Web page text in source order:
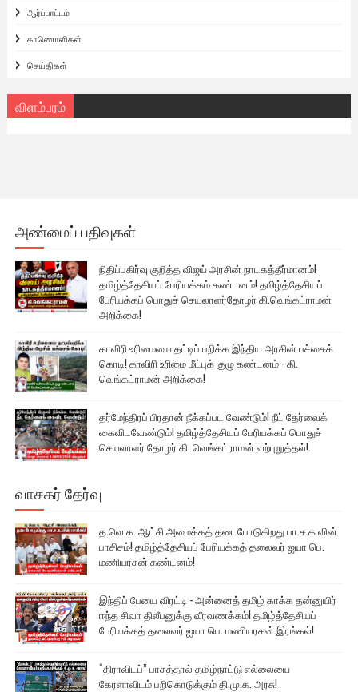
ஆர்ப்பாட்டம்
காணொளிகள்
செய்திகள்
விளம்பரம்
அண்மைப் பதிவுகள்
நிதிப்பகிர்வு குறித்த விஜய் அரசின் நாடகத்தீர்மானம்!
தமிழ்த்தேசியப் பேரியக்கம் கண்டனம்! தமிழ்த்தேசியப்
பேரியக்கப் பொதுச் செயலாளர்தோழர் கி.வெங்கட்ராமன்
அறிக்கை!
காவிரி உரிமையை தட்டிப் பறிக்க இந்திய அரசின் பச்சைக்
கொடி! காவிரி உரிமை மீட்புக் குழு கண்டனம் - கி.
வெங்கட்ராமன் அறிக்கை!
தர்மேந்திரப் பிரதான் நீக்கப்பட வேண்டும்! நீட் தேர்வைக்
கைவிடவேண்டும்! தமிழ்த்தேசியப் பேரியக்கப் பொதுச்
செயலாளர் தோழர் கி. வெங்கட்ராமன் வற்புறுத்தல்!
வாசகர் தேர்வு
த.வெ.க. ஆட்சி அமைக்கத் தடைபோடுகிறது பா.ச.க.வின்
பாசிசம்! தமிழ்த்தேசியப் பேரியக்கத் தலைவர் ஐயா பெ.
மணியரசன் கண்டனம்!
இந்திப் பேயை விரட்டி - அன்னைத் தமிழ் காக்க தன்னுயிர்
ஈந்த சிவா திலீபனுக்கு வீரவணக்கம்! தமிழ்த்தேசியப்
பேரியக்கத் தலைவர் ஐயா பெ. மணியரசன் இரங்கல்!
“திராவிடப்” பாசத்தால் தமிழ்நாட்டு எல்லையை
கேரளாவிடம் பறிகொடுக்கும் தி.மு.க. அரசு!